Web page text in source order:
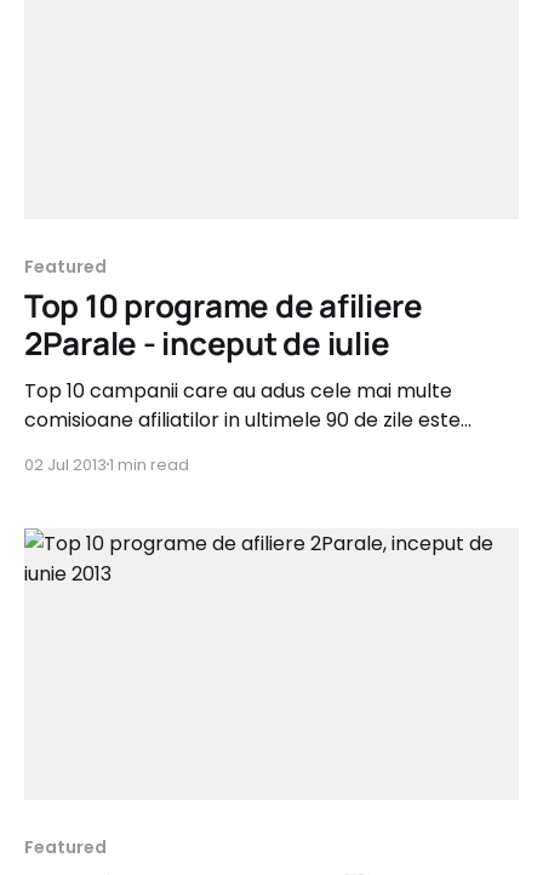
Featured
Top 10 programe de afiliere
2Parale - inceput de iulie
Top 10 campanii care au adus cele mai multe
comisioane afiliatilor in ultimele 90 de zile este
Asigurari, respectiv Servicii B2C. In plus, ultima luna
programele lor de afiliere din 2Parale se vede direct
02 Jul 20131 min read
Featured